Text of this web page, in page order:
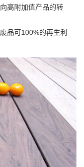
高附加值产品的转
品可100%的再生利